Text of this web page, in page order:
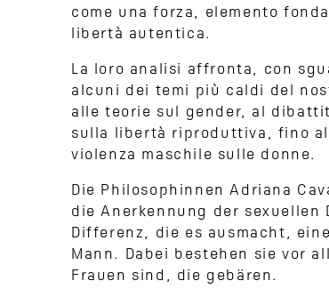
come una forza, elemento
libertà autentica.
La loro analisi affronta, con
alcuni dei temi più caldi del
alle teorie sul gender, al
sulla libertà riproduttiva, fino
violenza maschile sulle donne.
Die Philosophinnen Adriana
die Anerkennung der
Differenz, die es ausmacht,
Mann. Dabei bestehen sie vor
Frauen sind, die gebären.